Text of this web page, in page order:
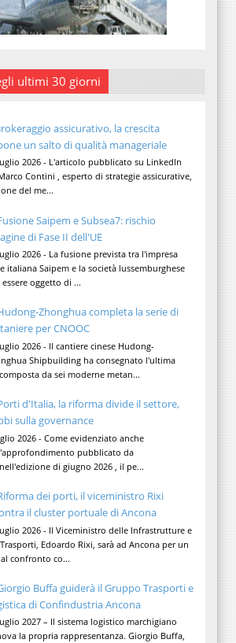
ultimi 30 giorni
assicurativo, la crescita
un salto di qualità manageriale
2026 - L'articolo pubblicato su LinkedIn
Contini , esperto di strategie assicurative,
del me...
Saipem e Subsea7: rischio
di Fase II dell'UE
2026 - La fusione prevista tra l'impresa
italiana Saipem e la società lussemburghese
oggetto di ...
Zhonghua completa la serie di
per CNOOC
2026 - Il cantiere cinese Hudong-
Shipbuilding ha consegnato l'ultima
da sei moderne metan...
d'Italia, la riforma divide il settore,
sulla governance
2026 - Come evidenziato anche
pubblicato da
di giugno 2026 , il pe...
dei porti, il viceministro Rixi
il cluster portuale di Ancona
2026 - Il Viceministro delle Infrastrutture e
Edoardo Rixi, sarà ad Ancona per un
confronto co...
Buffa guiderà il Gruppo Trasporti e
di Confindustria Ancona
2027 – Il sistema logistico marchigiano
la propria rappresentanza. Giorgio Buffa,